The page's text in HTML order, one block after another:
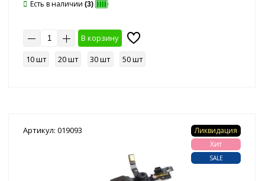
Есть в наличии (3)
В корзину
10 шт
20 шт 30 шт 50 шт
Артикул: 019093
Ликвидация
Хит
SALE